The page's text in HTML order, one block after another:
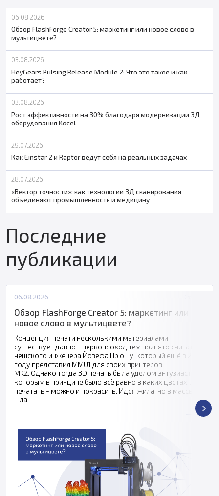
06.08.2026
Обзор FlashForge Creator 5: маркетинг или новое слово в
мультицвете?
03.08.2026
HeyGears Pulsing Release Module 2: Что это такое и как
работает?
03.08.2026
Рост эффективности на 30% благодаря модернизации 3Д
оборудования Kocel
29.07.2026
Как Einstar 2 и Raptor ведут себя на реальных задачах
28.07.2026
«Вектор точности»: как технологии 3Д сканирования
объединяют промышленность и медицину
Последние
публикации
06.08.2026
Обзор FlashForge Creator 5: маркетинг или
новое слово в мультицвете?
Концепция печати несколькими материалами
существует давно - первопроходцем принято считать
чешского инженера Йозефа Прюшу, который ещё в 2016
году представил MMU1 для своих принтеров
MK2. Однако тогда 3D печать была уделом энтузиастов,
которым в принципе было всё равно в каких цветах
печатать - можно и покрасить. Идея жила, но в массы не
шла.